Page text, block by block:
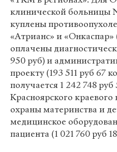
клинической больницы
куплены
«Атрианс» и «Онкаспар»
оплачены
950 руб) и
проекту (193 511 руб 67
получается 1 242 748
Красноярского
охраны материнства и
медицинское
пациента (1 021 760 руб